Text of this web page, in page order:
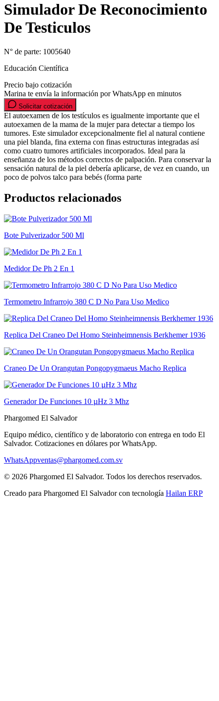
Simulador De Reconocimiento
De Testiculos
N° de parte: 1005640
Educación Científica
Precio bajo cotización
Marina te envía la información por WhatsApp en minutos
Solicitar cotización
El autoexamen de los testículos es igualmente importante que el
autoexamen de la mama de la mujer para detectar a tiempo los
tumores. Este simulador excepcionalmente fiel al natural contiene
una piel blanda, fina externa con finas estructuras integradas así
como cuatro tumores artificiales incorporados. Ideal para la
enseñanza de los métodos correctos de palpación. Para conservar la
sensación natural de la piel debería aplicarse, de vez en cuando, un
poco de polvos talco para bebés (forma parte
Productos relacionados
Bote Pulverizador 500 Ml
Medidor De Ph 2 En 1
Termometro Infrarrojo 380 C D No Para Uso Medico
Replica Del Craneo Del Homo Steinheimnensis Berkhemer 1936
Craneo De Un Orangutan Pongopygmaeus Macho Replica
Generador De Funciones 10 µHz 3 Mhz
Phargomed El Salvador
Equipo médico, científico y de laboratorio con entrega en todo El
Salvador. Cotizaciones en dólares por WhatsApp.
WhatsAppventas@phargomed.com.sv
© 2026 Phargomed El Salvador. Todos los derechos reservados.
Creado para Phargomed El Salvadorcon tecnología Hailan ERP